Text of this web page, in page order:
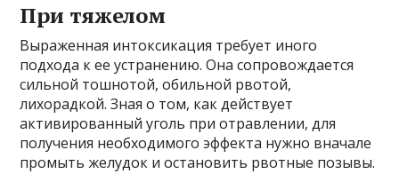
При тяжелом
Выраженная интоксикация требует иного
подхода к ее устранению. Она сопровождается
сильной тошнотой, обильной рвотой,
лихорадкой. Зная о том, как действует
активированный уголь при отравлении, для
получения необходимого эффекта нужно вначале
промыть желудок и остановить рвотные позывы.